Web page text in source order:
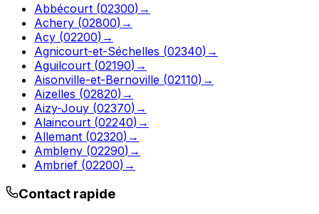
Abbécourt (02300) →
Achery (02800) →
Acy (02200) →
Agnicourt-et-Séchelles (02340) →
Aguilcourt (02190) →
Aisonville-et-Bernoville (02110) →
Aizelles (02820) →
Aizy-Jouy (02370) →
Alaincourt (02240) →
Allemant (02320) →
Ambleny (02290) →
Ambrief (02200) →
Contact rapide